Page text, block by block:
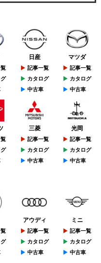
日産
記事一覧
カタログ
中古車
マツダ
記事一覧
カタログ
中古車
三菱
記事一覧
カタログ
中古車
光岡
記事一覧
カタログ
中古車
アウディ
記事一覧
カタログ
中古車
ミニ
記事一覧
カタログ
中古車